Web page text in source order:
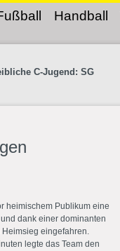
Handball
C-Jugend: SG
heimischem Publikum eine
dank einer dominanten
eingefahren.
legte das Team den